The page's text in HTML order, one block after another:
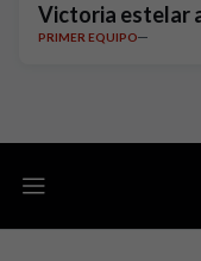
Victoria estelar
PRIMER EQUIPO